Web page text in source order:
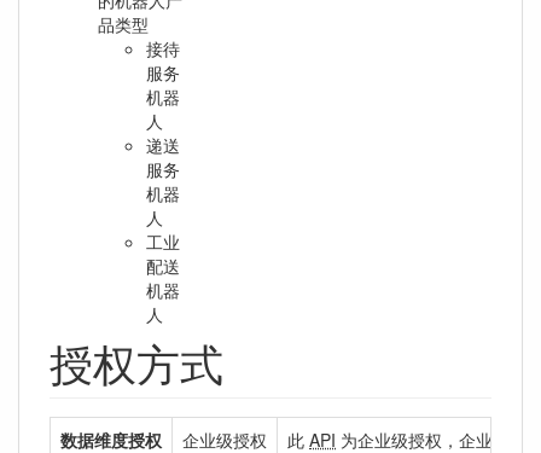
品类型
接待
服务
机器
人
递送
服务
机器
人
工业
配送
机器
人
授权方式
数据维度授权 企业级授权 此 API 为企业级授权，企业级授